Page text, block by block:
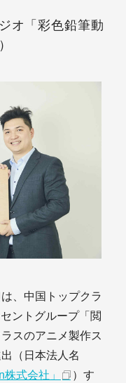
オ「彩色鉛筆動
は、中国トップクラ
ントグループ「閲
スのアニメ製作ス
（日本法人名
式会社」
）す